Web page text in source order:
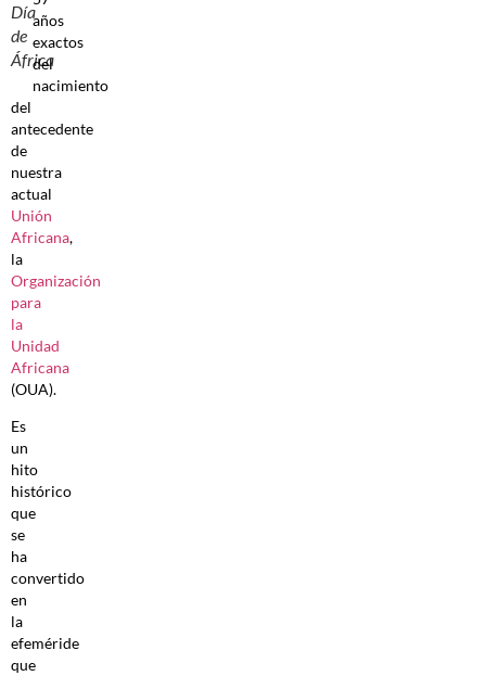
Día
de
África
años
exactos
del
nacimiento
del
antecedente
de
nuestra
actual
Unión
Africana,
la
Organización
para
la
Unidad
Africana
(OUA).
Es
un
hito
histórico
que
se
ha
convertido
en
la
efeméride
que